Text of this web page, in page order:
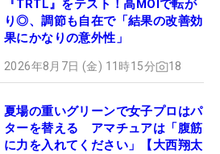
『TRTL』をテスト！高MOIで転が
り◎、調節も自在で「結果の改善効
果にかなりの意外性」
2026年8月7日 (金) 11時15分 18
夏場の重いグリーンで女子プロはパ
ターを替える アマチュアは「腹筋
に力を入れてください」【大西翔太